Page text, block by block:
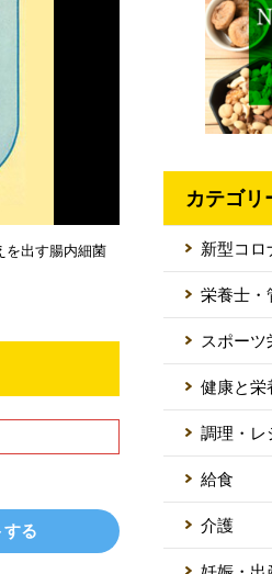
を出す腸内細菌
する
カテゴリ
新型コロ
栄養士・
スポーツ
健康と栄
調理・レ
給食
介護